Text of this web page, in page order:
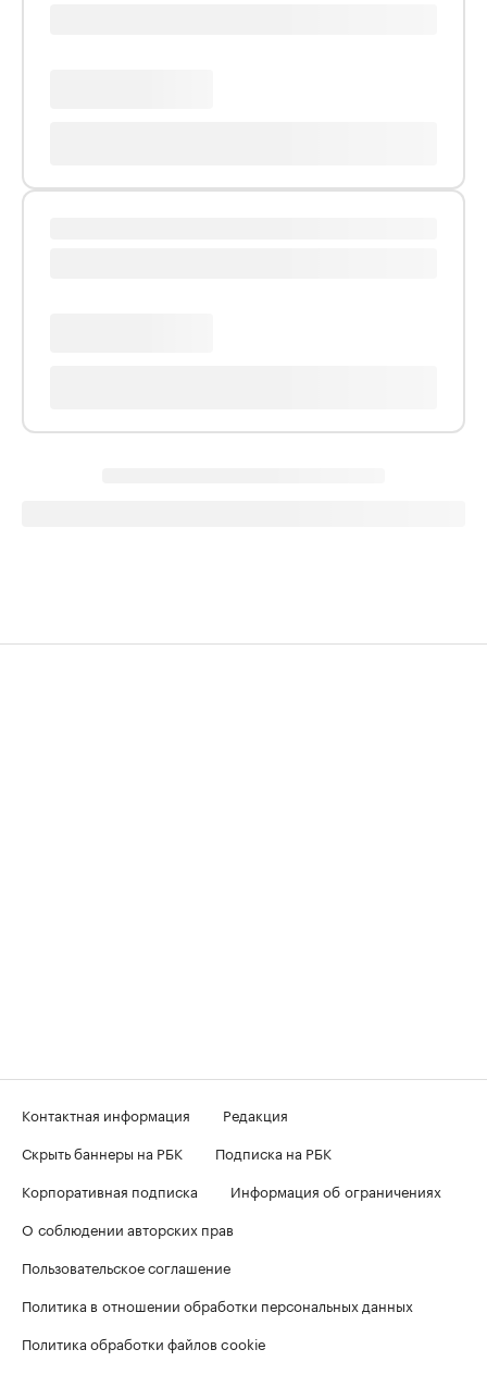
Контактная информация
Редакция
Скрыть баннеры на РБК
Подписка на РБК
Корпоративная подписка
Информация об ограничениях
О соблюдении авторских прав
Пользовательское соглашение
Политика в отношении обработки персональных данных
Политика обработки файлов cookie